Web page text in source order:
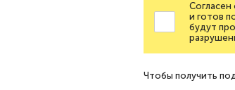
Согласен
и готов
будут
Чтобы получить